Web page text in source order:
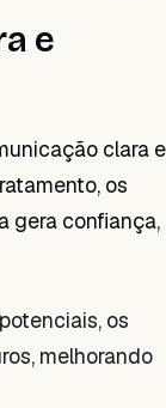
e
clara e
os
gera confiança,
os
melhorando